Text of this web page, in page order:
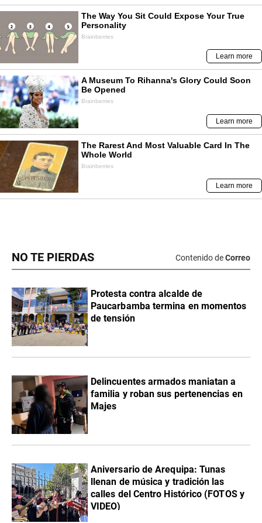
NO TE PIERDAS Contenido deCorreo
Protesta contra alcalde de
Paucarbamba termina en momentos
de tensión
Delincuentes armados maniatan a
familia y roban sus pertenencias en
Majes
Aniversario de Arequipa: Tunas
llenan de música y tradición las
calles del Centro Histórico (FOTOS y
VIDEO)